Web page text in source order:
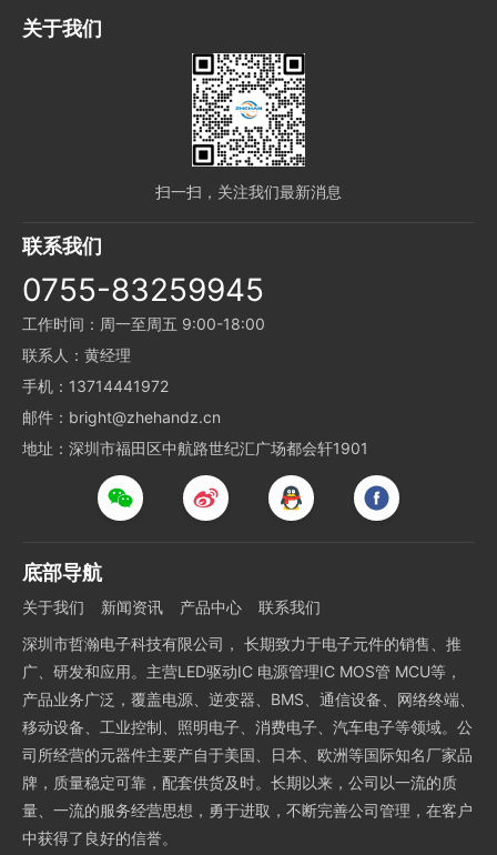
关于我们
扫一扫，关注我们最新消息
联系我们
0755-83259945
工作时间：周一至周五 9:00-18:00
联系人：黄经理
手机：13714441972
邮件：bright@zhehandz.cn
地址：深圳市福田区中航路世纪汇广场都会轩1901
底部导航
关于我们 新闻资讯 产品中心
联系我们
深圳市哲瀚电子科技有限公司， 长期致力于电子元件的销售、推
广、研发和应用。主营LED驱动IC 电源管理IC MOS管 MCU等，
产品业务广泛，覆盖电源、逆变器、BMS、通信设备、网络终端、
移动设备、工业控制、照明电子、消费电子、汽车电子等领域。公
司所经营的元器件主要产自于美国、日本、欧洲等国际知名厂家品
牌，质量稳定可靠，配套供货及时。长期以来，公司以一流的质
量、一流的服务经营思想，勇于进取，不断完善公司管理，在客户
中获得了良好的信誉。